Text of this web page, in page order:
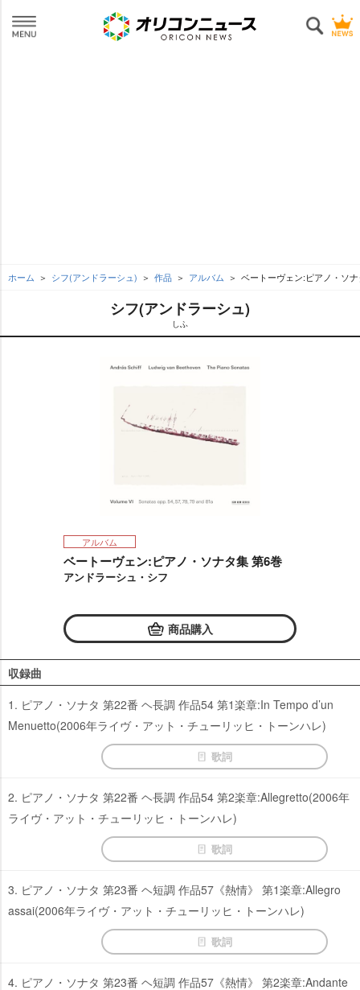
ホーム シフ(アンドラーシュ) 作品 アルバム ベートーヴェン:ピアノ・ソ
シフ(アンドラーシュ)
しふ
アルバム
ベートーヴェン:ピアノ・ソナタ集 第6巻
アンドラーシュ・シフ
商品購入
収録曲
1. ピアノ・ソナタ 第22番 ヘ長調 作品54 第1楽章:In Tempo d’un
Menuetto(2006年ライヴ・アット・チューリッヒ・トーンハレ)
歌詞
2. ピアノ・ソナタ 第22番 ヘ長調 作品54 第2楽章:Allegretto(2006年
ライヴ・アット・チューリッヒ・トーンハレ)
歌詞
3. ピアノ・ソナタ 第23番 ヘ短調 作品57《熱情》 第1楽章:Allegro
assai(2006年ライヴ・アット・チューリッヒ・トーンハレ)
歌詞
4. ピアノ・ソナタ 第23番 ヘ短調 作品57《熱情》 第2楽章:Andante